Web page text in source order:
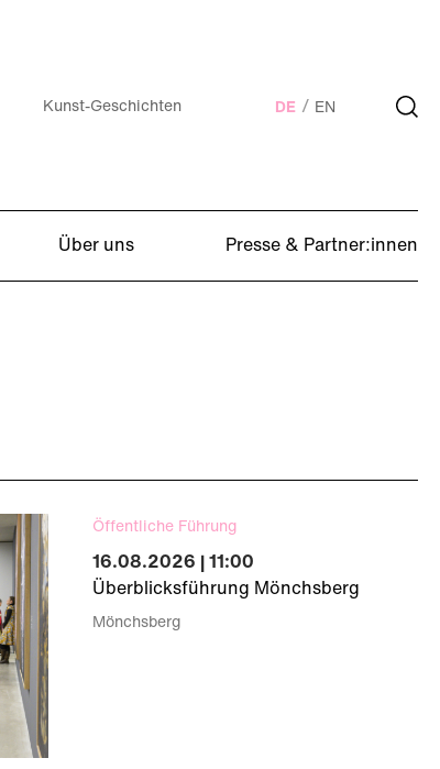
Kunst-Geschichten DE EN
Über uns
Presse & Partner:innen
Öffentliche Führung
16.08.2026 | 11:00
Überblicksführung Mönchsberg
Mönchsberg